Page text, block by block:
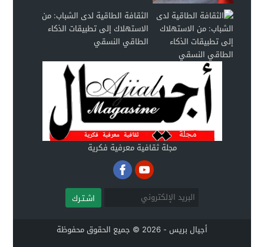
الثقافة الطاقية لدى الشباب: من
الاستهلاك إلى تطبيقات الذكاء
الطاقي النسقي
مجلة ثقافية معرفية فكرية
اشـتـرك
أجيال بريس - 2026 © جميع الحقوق محفوظة